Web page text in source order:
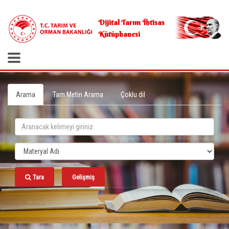
Dijital Tarım İhtisas
Kütüphanesi
Arama Tam Metin Arama Çoklu dil
Tara Gelişmiş